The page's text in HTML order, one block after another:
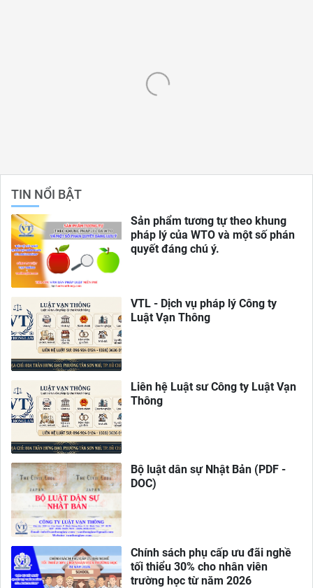
TIN NỔI BẬT
Sản phẩm tương tự theo khung
pháp lý của WTO và một số phán
quyết đáng chú ý.
VTL - Dịch vụ pháp lý Công ty
Luật Vạn Thông
Liên hệ Luật sư Công ty Luật Vạn
Thông
Bộ luật dân sự Nhật Bản (PDF -
DOC)
Chính sách phụ cấp ưu đãi nghề
tối thiểu 30% cho nhân viên
trường học từ năm 2026